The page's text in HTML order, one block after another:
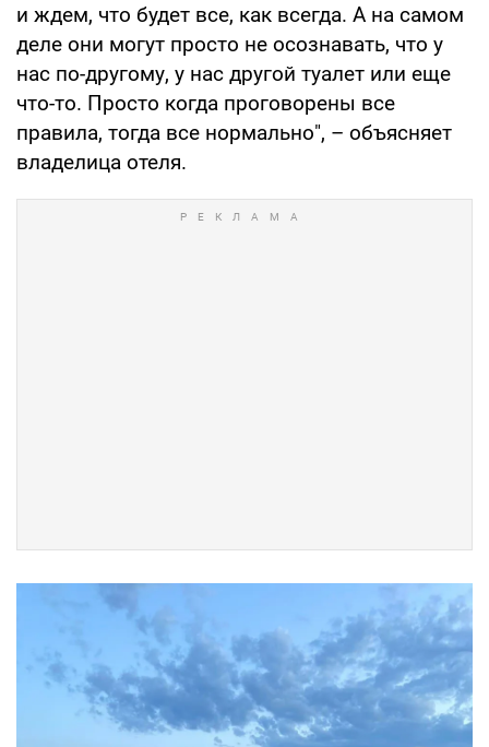
и ждем, что будет все, как всегда. А на самом
деле они могут просто не осознавать, что у
нас по-другому, у нас другой туалет или еще
что-то. Просто когда проговорены все
правила, тогда все нормально", – объясняет
владелица отеля.